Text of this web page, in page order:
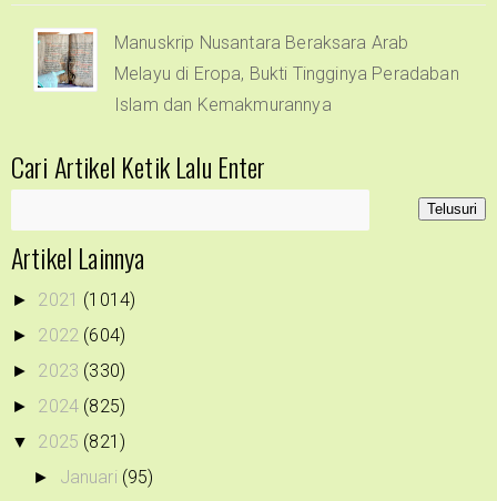
Manuskrip Nusantara Beraksara Arab
Melayu di Eropa, Bukti Tingginya Peradaban
Islam dan Kemakmurannya
Cari Artikel Ketik Lalu Enter
Artikel Lainnya
► 2021 (1014)
► 2022 (604)
► 2023 (330)
► 2024 (825)
▼ 2025 (821)
► Januari (95)